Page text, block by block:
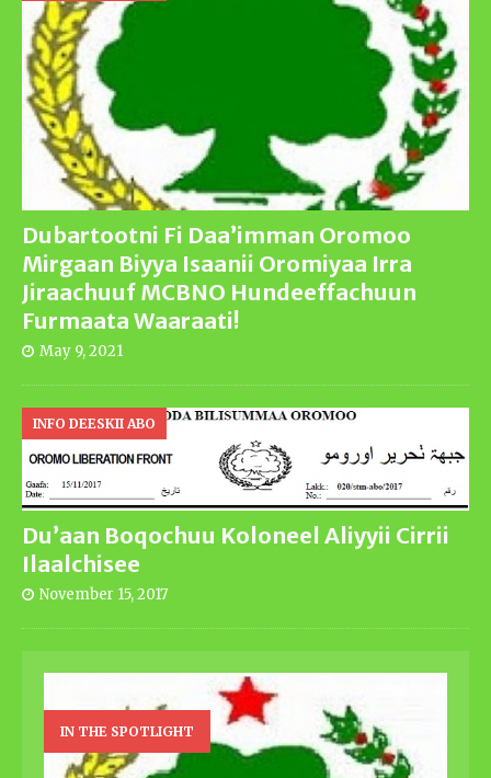
Dubartootni Fi Daa’imman Oromoo
Mirgaan Biyya Isaanii Oromiyaa Irra
Jiraachuuf MCBNO Hundeeffachuun
Furmaata Waaraati!
May 9, 2021
Du’aan Boqochuu Koloneel Aliyyii Cirrii
Ilaalchisee
INFO DEESKII ABO
November 15, 2017
IN THE SPOTLIGHT